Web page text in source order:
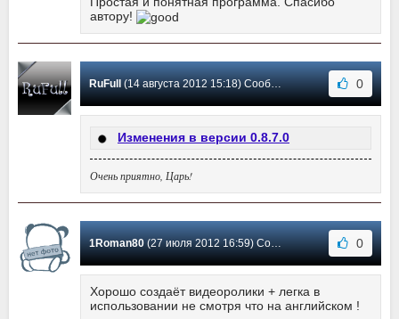
автору!
RuFull (14 августа 2012 15:18) Сообщение #22 0
Изменения в версии 0.8.7.0
Очень приятно, Царь!
1Roman80(27 июля 2012 16:59) Сообщение #21 0
Хорошо создаёт видеоролики + легка в
использовании не смотря что на английском !